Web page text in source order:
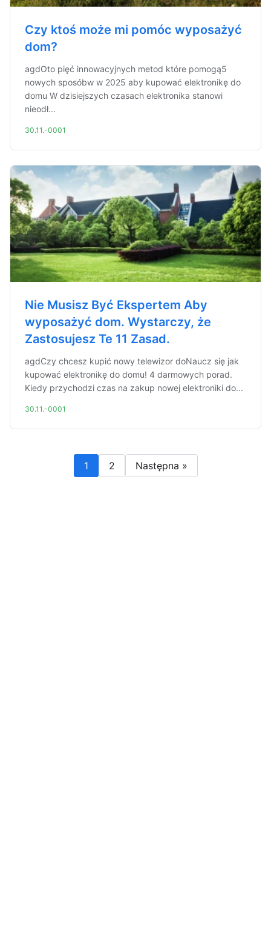
Czy ktoś może mi pomóc wyposażyć
dom?
agdOto pięć innowacyjnych metod które pomogą5
nowych sposóbw w 2025 aby kupować elektronikę do
domu W dzisiejszych czasach elektronika stanowi
nieodł...
30.11.-0001
Nie Musisz Być Ekspertem Aby
wyposażyć dom. Wystarczy, że
Zastosujesz Te 11 Zasad.
agdCzy chcesz kupić nowy telewizor doNaucz się jak
kupować elektronikę do domu! 4 darmowych porad.
Kiedy przychodzi czas na zakup nowej elektroniki do...
30.11.-0001
1 2 Następna »